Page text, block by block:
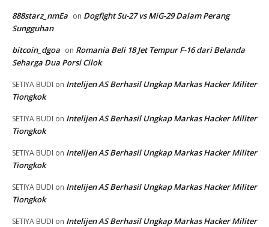
888starz_nmEa on Dogfight Su-27 vs MiG-29 Dalam Perang
Sungguhan
bitcoin_dgoa on Romania Beli 18 Jet Tempur F-16 dari Belanda
Seharga Dua Porsi Cilok
SETIYA BUDI on Intelijen AS Berhasil Ungkap Markas Hacker Militer
Tiongkok
SETIYA BUDI on Intelijen AS Berhasil Ungkap Markas Hacker Militer
Tiongkok
SETIYA BUDI on Intelijen AS Berhasil Ungkap Markas Hacker Militer
Tiongkok
SETIYA BUDI on Intelijen AS Berhasil Ungkap Markas Hacker Militer
Tiongkok
SETIYA BUDI on Intelijen AS Berhasil Ungkap Markas Hacker Militer